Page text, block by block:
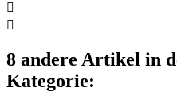


8 andere Artikel in
Kategorie: